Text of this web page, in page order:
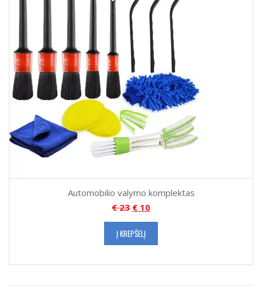
Automobilio valymo komplektas
€23 € 10
Į KREPŠELĮ